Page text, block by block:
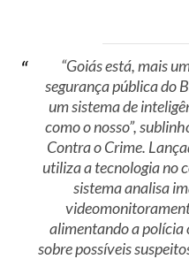
“Goiás está, mais
segurança pública do
um sistema de
como o nosso”,
Contra o Crime.
utiliza a tecnologia no
sistema analisa
alimentando a polícia
sobre possíveis